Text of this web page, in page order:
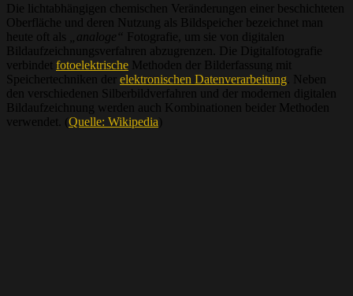
Die lichtabhängigen chemischen Veränderungen einer beschichteten
Oberfläche und deren Nutzung als Bildspeicher bezeichnet man
heute oft als
„analoge“ Fotografie, um sie von digitalen
Bildaufzeichnungsverfahren abzugrenzen. Die Digitalfotografie
verbindet fotoelektrische Methoden der Bilderfassung mit
Speichertechniken der elektronischen Datenverarbeitung . Neben
den verschiedenen Silberbildverfahren und der modernen digitalen
Bildaufzeichnung werden auch Kombinationen beider Methoden
verwendet. (Quelle: Wikipedia )